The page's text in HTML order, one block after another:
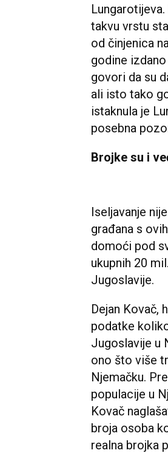
takvu vrstu
od činjenica
godine
govori da su
ali isto tako
istaknula je
posebna
Brojke su i
Iseljavanje
građana s
domoći pod
ukupnih 20
Jugoslavije.
Dejan Kovač,
podatke
Jugoslavije u
ono što više
Njemačku.
populacije u
Kovač
broja osoba
realna brojka